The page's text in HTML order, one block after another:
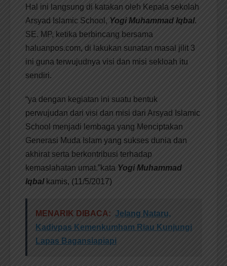
Hal ini langsung di katakan oleh Kepala sekolah
Arsyad Islamic School, Yogi Muhammad Iqbal.
SE. MP, ketika berbincang bersama
haluanpos.com, di lakukan sunatan masal jilit 3
ini guna terwujudnya visi dan misi sekloah itu
sendiri.
“ya dengan kegiatan ini suatu bentuk
perwujudan dari visi dan misi dari Arsyad Islamic
School menjadi lembaga yang Menciptakan
Generasi Muda Islam yang sukses dunia dan
akhirat serta berkontribusi terhadap
kemaslahatan umat.”kata Yogi Muhammad
Iqbal kamis, (11/5/2017)
MENARIK DIBACA: Jelang Nataru,
Kadivpas Kemenkumham Riau Kunjungi
Lapas Bagansiapiapi